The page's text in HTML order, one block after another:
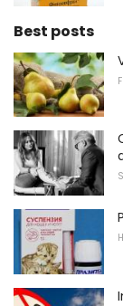
Best posts